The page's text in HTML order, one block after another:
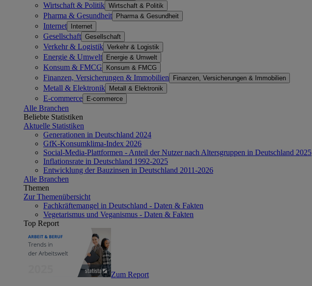
Wirtschaft & Politik Wirtschaft & Politik
Pharma & Gesundheit Pharma & Gesundheit
Internet Internet
Gesellschaft Gesellschaft
Verkehr & Logistik Verkehr & Logistik
Energie & Umwelt Energie & Umwelt
Konsum & FMCG Konsum & FMCG
Finanzen, Versicherungen & Immobilien Finanzen, Versicherungen & Immobilien
Metall & Elektronik Metall & Elektronik
E-commerce E-commerce
Alle Branchen
Beliebte Statistiken
Aktuelle Statistiken
Generationen in Deutschland 2024
GfK-Konsumklima-Index 2026
Social-Media-Plattformen - Anteil der Nutzer nach Altersgruppen in Deutschland 2025
Inflationsrate in Deutschland 1992-2025
Entwicklung der Bauzinsen in Deutschland 2011-2026
Alle Branchen
Themen
Zur Themenübersicht
Fachkräftemangel in Deutschland - Daten & Fakten
Vegetarismus und Veganismus - Daten & Fakten
Top Report
Zum Report